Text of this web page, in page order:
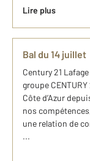
Lire plus
Bal du 14 juillet
Century 21
groupe
Côte d’Azur
nos
une relation de
...